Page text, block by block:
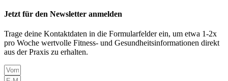
Jetzt für den Newsletter anmelden
Trage deine Kontaktdaten in die Formularfelder ein, um etwa 1-2x
pro Woche wertvolle Fitness- und Gesundheitsinformationen direkt
aus der Praxis zu erhalten.